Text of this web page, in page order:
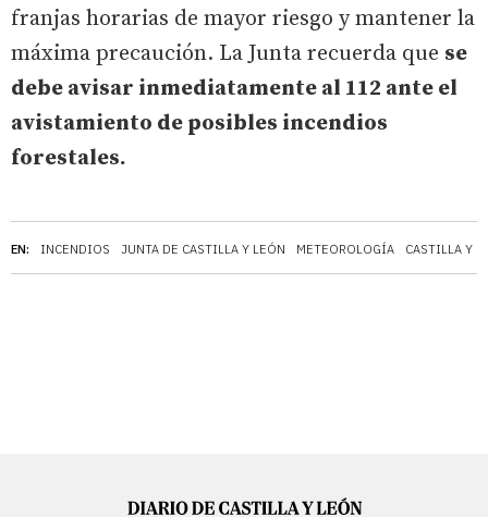
EN: INCENDIOS JUNTA DE CASTILLA Y LEÓN METEOROLOGÍA CASTILLA Y
franjas horarias de mayor riesgo y mantener la
máxima precaución. La Junta recuerda que se
debe avisar inmediatamente al 112 ante el
avistamiento de posibles incendios
forestales.